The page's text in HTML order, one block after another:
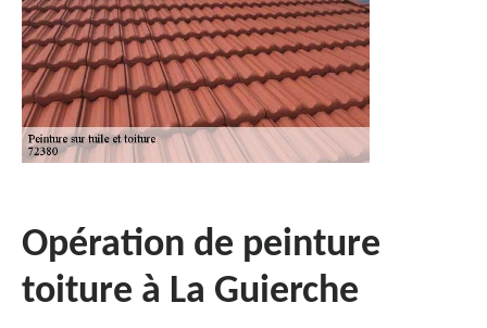
Opération de peinture
toiture à La Guierche